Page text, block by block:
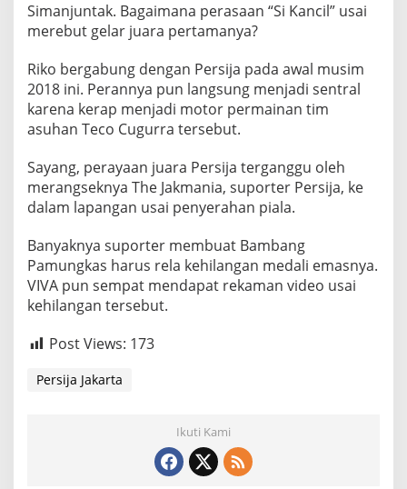
i
a
P
e
s
e
n
Simanjuntak. Bagaimana perasaan “Si Kancil” usai
merebut gelar juara pertamanya?
Riko bergabung dengan Persija pada awal musim
2018 ini. Perannya pun langsung menjadi sentral
karena kerap menjadi motor permainan tim
asuhan Teco Cugurra tersebut.
Sayang, perayaan juara Persija terganggu oleh
merangseknya The Jakmania, suporter Persija, ke
dalam lapangan usai penyerahan piala.
Banyaknya suporter membuat Bambang
Pamungkas harus rela kehilangan medali emasnya.
VIVA pun sempat mendapat rekaman video usai
kehilangan tersebut.
Post Views: 173
Persija Jakarta
Ikuti Kami